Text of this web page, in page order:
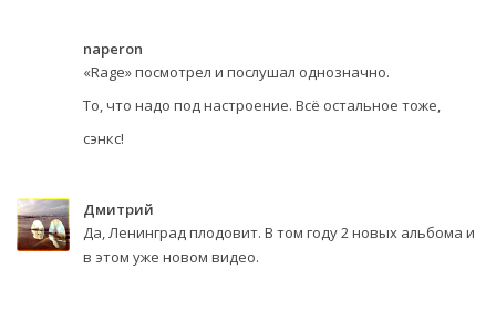
naperon
«Rage» посмотрел и послушал однозначно.
То, что надо под настроение. Всё остальное тоже,
сэнкс!
Дмитрий
Да, Ленинград плодовит. В том году 2 новых альбома и
в этом уже новом видео.